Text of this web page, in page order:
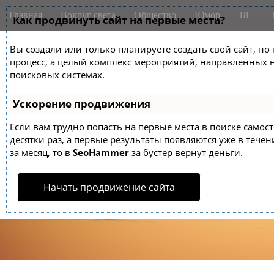
Как продвинуть сайт на первые места?
Вы создали или только планируете создать свой сайт,
процесс, а целый комплекс мероприятий,
поисковых системах.
Ускорение продвижения
Если вам трудно попасть на первые места в поиске
десятки раз, а первые результаты появляются уже в
за месяц, то в SeoHammer за бустер вернут деньги.
Начать продвижение сайта
M
a
n
m
e
n
u
i
Главная Вокруг света Общество Юмор 18+